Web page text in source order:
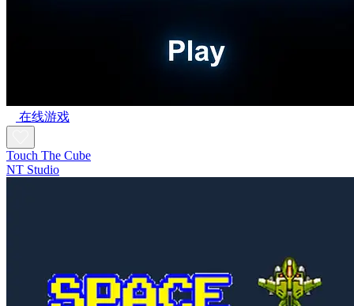
在线游戏
Touch The Cube
NT Studio